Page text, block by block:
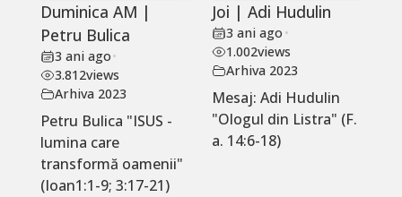
Duminica AM |
Petru Bulica
3 ani ago•
3.812views
Arhiva 2023
Petru Bulica "ISUS -
lumina care
transformă oamenii"
(Ioan1:1-9; 3:17-21)
Joi | Adi Hudulin
3 ani ago •
1.002views
Arhiva 2023
Mesaj: Adi Hudulin
"Ologul din Listra" (F.
a. 14:6-18)